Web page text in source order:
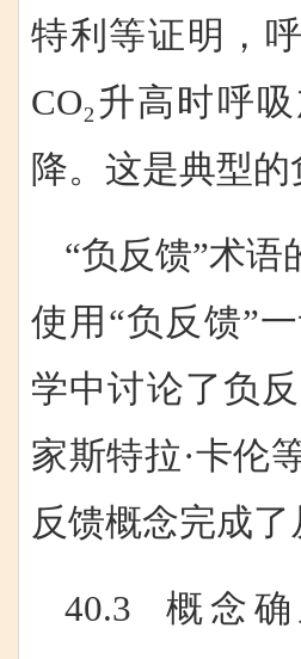
特利等证明，
CO₂升高时呼
降。这是典型的
“负反馈”术语
使用“负反馈”
学中讨论了负
家斯特拉·卡伦
反馈概念完成
40.3 概念